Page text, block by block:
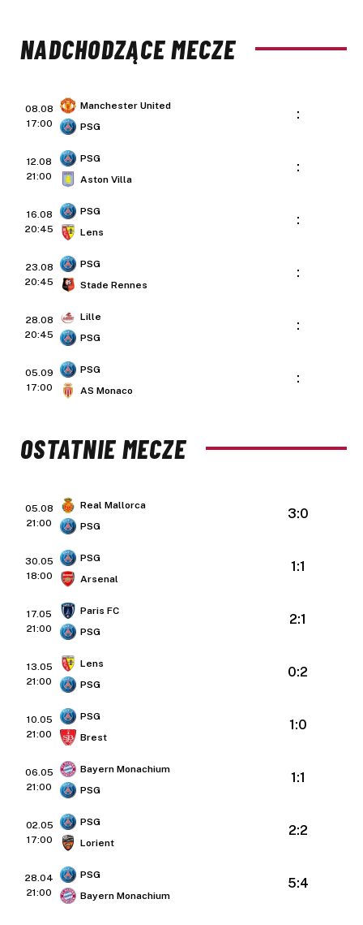
NADCHODZĄCE MECZE
08.08
17:00
Manchester United
PSG
:
12.08
21:00
PSG
Aston Villa
:
16.08
20:45
PSG
Lens
:
23.08
20:45
PSG
Stade Rennes
:
28.08
20:45
Lille
PSG
:
05.09
17:00
PSG
AS Monaco
:
OSTATNIE MECZE
05.08
21:00
Real Mallorca
PSG
3:0
30.05
18:00
PSG
Arsenal
1:1
17.05
21:00
Paris FC
PSG
2:1
13.05
21:00
Lens
PSG
0:2
10.05
21:00
PSG
Brest
1:0
06.05
21:00
Bayern Monachium
PSG
1:1
02.05
17:00
PSG
Lorient
2:2
28.04
21:00
PSG
Bayern Monachium
5:4